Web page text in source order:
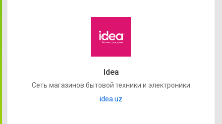
Idea
Cеть магазинов бытовой техники и электроники
idea.uz